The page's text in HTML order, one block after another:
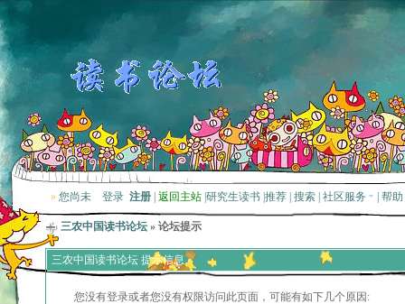
» 您尚未 登录 注册 返回主站 研究生读书 推荐 搜索 社区服务 帮助
三农中国读书论坛 » 论坛提示
三农中国读书论坛 提示信息
您没有登录或者您没有权限访问此页面，可能有如下几个原因: